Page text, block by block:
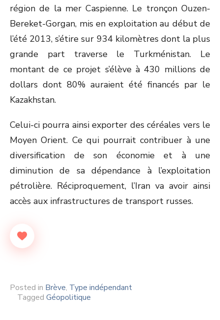
région de la mer Caspienne. Le tronçon Ouzen-
Bereket-Gorgan, mis en exploitation au début de
l’été 2013, s’étire sur 934 kilomètres dont la plus
grande part traverse le Turkménistan. Le
montant de ce projet s’élève à 430 millions de
dollars dont 80% auraient été financés par le
Kazakhstan.
Celui-ci pourra ainsi exporter des céréales vers le
Moyen Orient. Ce qui pourrait contribuer à une
diversification de son économie et à une
diminution de sa dépendance à l’exploitation
pétrolière. Réciproquement, l’Iran va avoir ainsi
accès aux infrastructures de transport russes.
Posted in Brève, Type indépendant
Tagged Géopolitique